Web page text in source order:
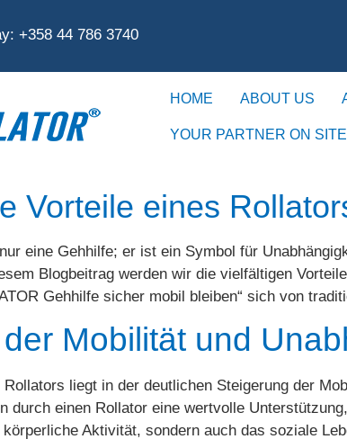
+358 44 786 3740
HOME ABOUT US
YOUR PARTNER ON SITE
Vorteile eines
eine Gehhilfe; er ist ein Symbol für
Blogbeitrag werden wir die vielfältigen
Gehhilfe sicher mobil bleiben“ sich von
Mobilität und
liegt in der deutlichen Steigerung der
durch einen Rollator eine wertvolle
Aktivität, sondern auch das soziale